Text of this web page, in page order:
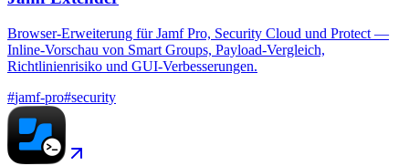
Browser-Erweiterung für Jamf Pro, Security Cloud und Protect —
Inline-Vorschau von Smart Groups, Payload-Vergleich,
Richtlinienrisiko und GUI-Verbesserungen.
#jamf-pro#security